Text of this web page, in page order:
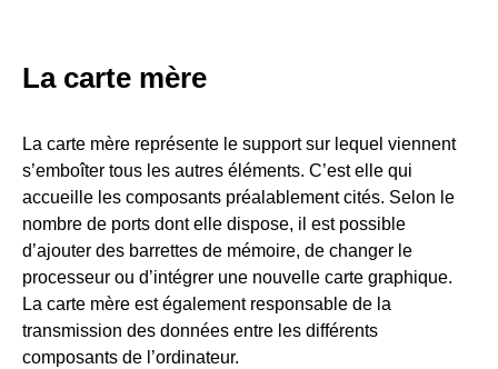
La carte mère
La carte mère représente le support sur lequel viennent
s’emboîter tous les autres éléments. C’est elle qui
accueille les composants préalablement cités. Selon le
nombre de ports dont elle dispose, il est possible
d’ajouter des barrettes de mémoire, de changer le
processeur ou d’intégrer une nouvelle carte graphique.
La carte mère est également responsable de la
transmission des données entre les différents
composants de l’ordinateur.